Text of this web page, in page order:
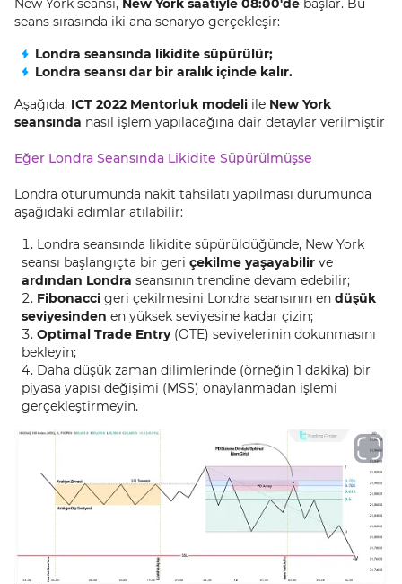
New York seansı, New York saatiyle 08:00'de başlar. Bu
seans sırasında iki ana senaryo gerçekleşir:
Londra seansında likidite süpürülür;
Londra seansı dar bir aralık içinde kalır.
Aşağıda, ICT 2022 Mentorluk modeli ile New York
seansında nasıl işlem yapılacağına dair detaylar verilmiştir
Eğer Londra Seansında Likidite Süpürülmüşse
Londra oturumunda nakit tahsilatı yapılması durumunda
aşağıdaki adımlar atılabilir:
Londra seansında likidite süpürüldüğünde, New York
seansı başlangıçta bir geri çekilme yaşayabilir ve
ardından Londra seansının trendine devam edebilir;
Fibonacci geri çekilmesini Londra seansının en düşük
seviyesinden en yüksek seviyesine kadar çizin;
Optimal Trade Entry(OTE) seviyelerinin dokunmasını
bekleyin;
Daha düşük zaman dilimlerinde (örneğin 1 dakika) bir
piyasa yapısı değişimi (MSS) onaylanmadan işlemi
gerçekleştirmeyin.